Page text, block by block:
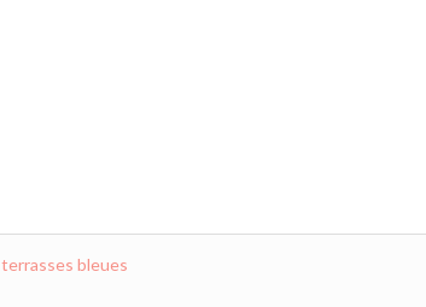
terrasses bleues